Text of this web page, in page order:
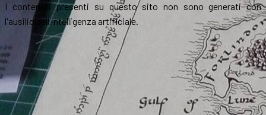
I contenuti presenti su questo sito non sono generati con
l'ausilio dell'intelligenza artificiale.